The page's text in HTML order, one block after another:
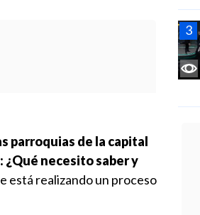
parroquias de la capital
necesito saber y
está realizando un proceso